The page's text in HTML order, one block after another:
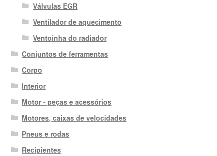
Válvulas EGR
Ventilador de aquecimento
Ventoinha do radiador
Conjuntos de ferramentas
Corpo
Interior
Motor - peças e acessórios
Motores, caixas de velocidades
Pneus e rodas
Recipientes